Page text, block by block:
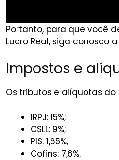
Portanto, para que você
Lucro Real, siga conosco
Impostos e
Os tributos e alíquotas do
IRPJ: 15%;
CSLL: 9%;
PIS: 1,65%;
Cofins: 7,6%.